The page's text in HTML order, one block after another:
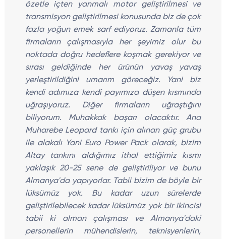
özetle içten yanmalı motor geliştirilmesi ve
transmisyon geliştirilmesi konusunda biz de çok
fazla yoğun emek sarf ediyoruz. Zamanla tüm
firmaların çalışmasıyla her şeyimiz olur bu
noktada doğru hedeflere koşmak gerekiyor ve
sırası geldiğinde her ürünün yavaş yavaş
yerleştirildiğini umarım göreceğiz. Yani biz
kendi adımıza kendi payımıza düşen kısmında
uğraşıyoruz. Diğer firmaların uğraştığını
biliyorum. Muhakkak başarı olacaktır. Ana
Muharebe Leopard tankı için alınan güç grubu
ile alakalı Yani Euro Power Pack olarak, bizim
Altay tankını aldığımız ithal ettiğimiz kısmı
yaklaşık 20-25 sene de geliştiriliyor ve bunu
Almanya'da yapıyorlar. Tabii bizim de böyle bir
lüksümüz yok. Bu kadar uzun sürelerde
geliştirilebilecek kadar lüksümüz yok bir ikincisi
tabii ki alman çalışması ve Almanya'daki
personellerin mühendislerin, teknisyenlerin,